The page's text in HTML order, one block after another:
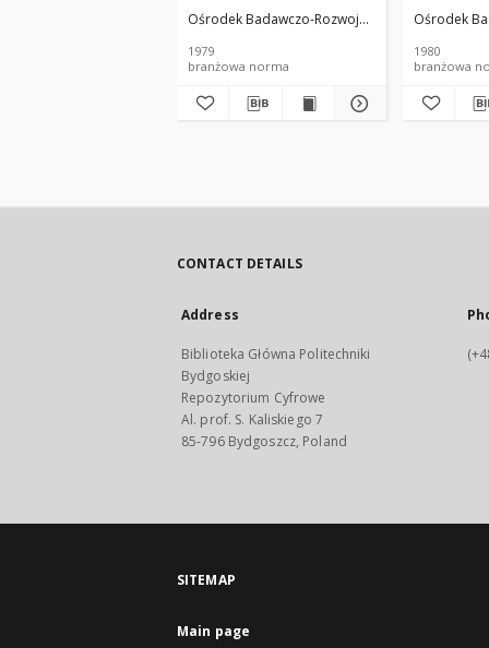
Ośrodek Badawczo-Rozwojowy Przemysłu
1979
branżowa norma
Ośrodek
1980
branżowa
CONTACT DETAILS
Address
Biblioteka Główna Politechniki
Bydgoskiej
Repozytorium Cyfrowe
Al. prof. S. Kaliskiego 7
85-796 Bydgoszcz, Poland
SITEMAP
Main page